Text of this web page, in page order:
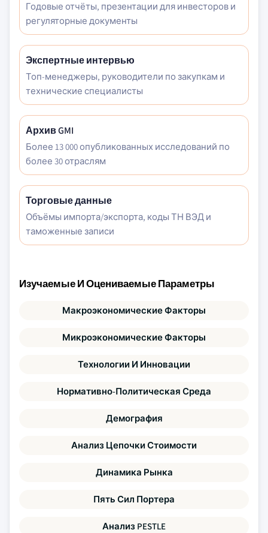
Годовые отчёты, презентации для инвесторов и
регуляторные документы
Экспертные интервью
Топ-менеджеры, руководители по закупкам и
технические специалисты
Архив GMI
Более 13 000 опубликованных исследований по
более 30 отраслям
Торговые данные
Объёмы импорта/экспорта, коды ТН ВЭД и
таможенные записи
Изучаемые И Оцениваемые Параметры
Макроэкономические Факторы
Микроэкономические Факторы
Технологии И Инновации
Нормативно-Политическая Среда
Демография
Анализ Цепочки Стоимости
Динамика Рынка
Пять Сил Портера
Анализ PESTLE